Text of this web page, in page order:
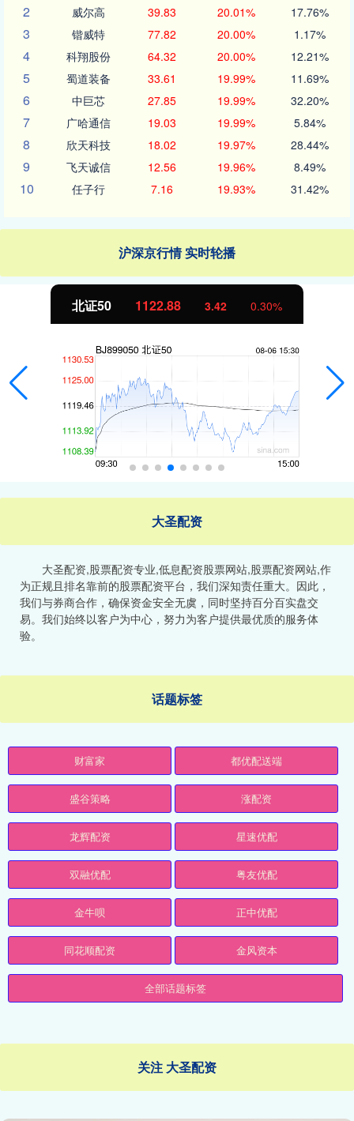
2 威尔高 39.83 20.01% 17.76%
3 锴威特 77.82 20.00% 1.17%
4 科翔股份 64.32 20.00% 12.21%
5 蜀道装备 33.61 19.99% 11.69%
6 中巨芯 27.85 19.99% 32.20%
7 广哈通信 19.03 19.99% 5.84%
8 欣天科技 18.02 19.97% 28.44%
9 飞天诚信 12.56 19.96% 8.49%
10 任子行 7.16 19.93% 31.42%
沪深京行情 实时轮播
北证50 1122.88 3.42 0.30%
大圣配资
大圣配资,股票配资专业,低息配资股票网站,股票配资网站,作
为正规且排名靠前的股票配资平台，我们深知责任重大。因此，
我们与券商合作，确保资金安全无虞，同时坚持百分百实盘交
易。我们始终以客户为中心，努力为客户提供最优质的服务体
验。
话题标签
财富家 都优配送端
盛谷策略 涨配资
龙辉配资 星速优配
双融优配 粤友优配
金牛呗 正中优配
同花顺配资 金风资本
全部话题标签
关注 大圣配资